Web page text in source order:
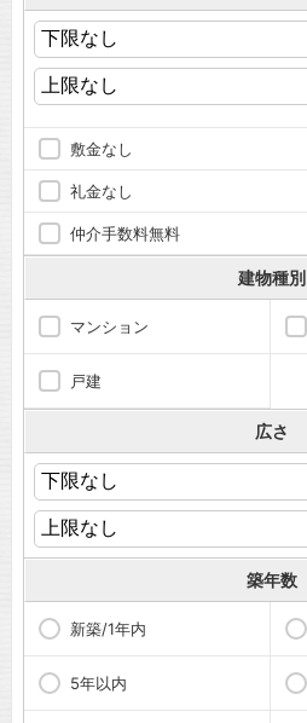
敷金なし
礼金なし
仲介手数料無料
建物種別
マンション
戸建
広さ
築年数
新築/1年内
5年以内